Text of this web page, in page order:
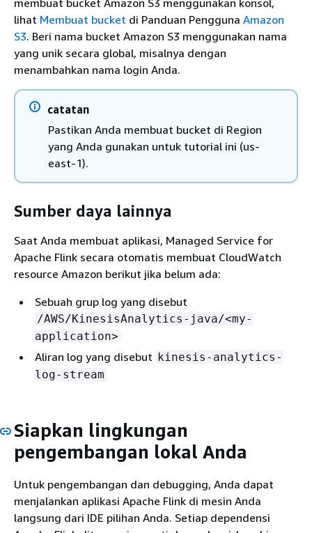
lihat Membuat bucket di Panduan Pengguna Amazon
S3. Beri nama bucket Amazon S3 menggunakan nama
yang unik secara global, misalnya dengan
menambahkan nama login Anda.
catatan
Pastikan Anda membuat bucket di Region
yang Anda gunakan untuk tutorial ini (us-
east-1).
Sumber daya lainnya
Saat Anda membuat aplikasi, Managed Service for
Apache Flink secara otomatis membuat CloudWatch
resource Amazon berikut jika belum ada:
Sebuah grup log yang disebut
/AWS/KinesisAnalytics-java/<my-
application>
Aliran log yang disebut kinesis-analytics-
log-stream
Siapkan lingkungan
pengembangan lokal Anda
Untuk pengembangan dan debugging, Anda dapat
menjalankan aplikasi Apache Flink di mesin Anda
langsung dari IDE pilihan Anda. Setiap dependensi